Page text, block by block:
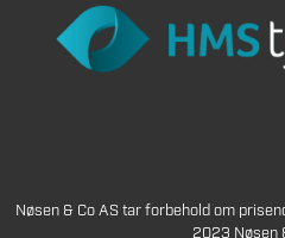
Nøsen & Co AS tar forbehold om
2023 Nøsen